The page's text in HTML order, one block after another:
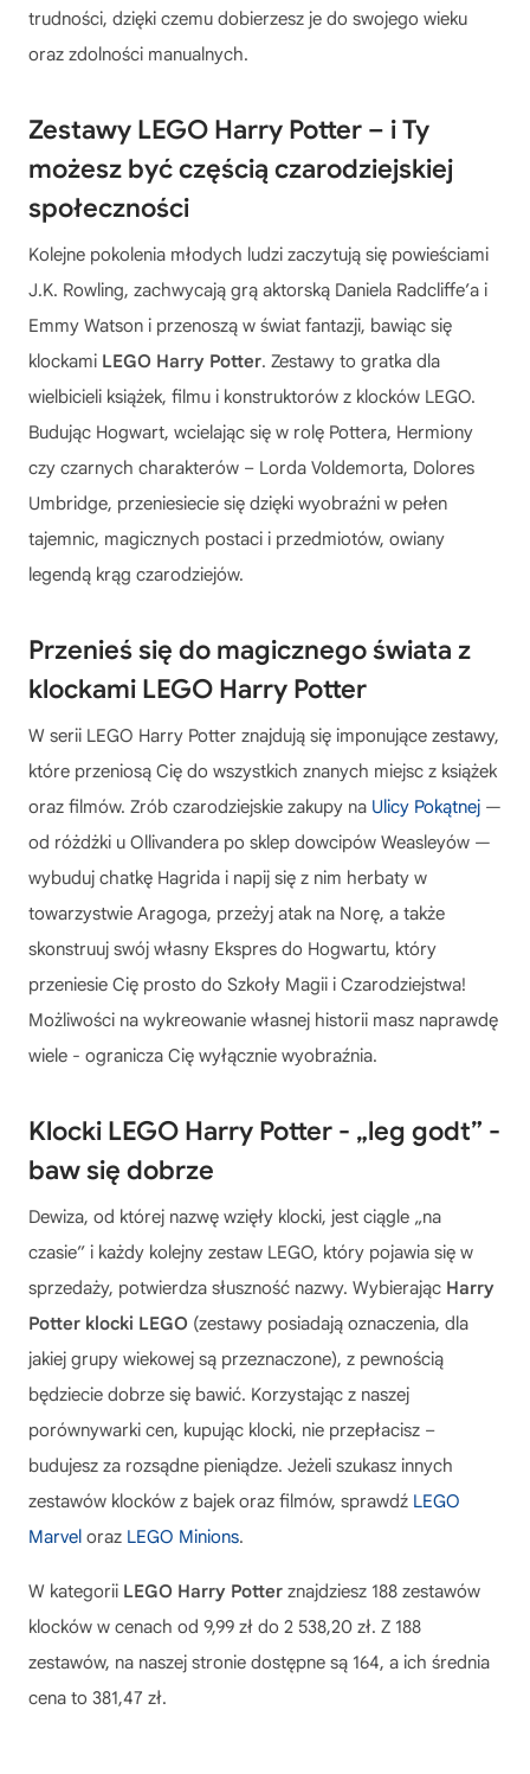
trudności, dzięki czemu dobierzesz je do swojego wieku
oraz zdolności manualnych.
Zestawy LEGO Harry Potter – i Ty
możesz być częścią czarodziejskiej
społeczności
Kolejne pokolenia młodych ludzi zaczytują się powieściami
J.K. Rowling, zachwycają grą aktorską Daniela Radcliffe’a i
Emmy Watson i przenoszą w świat fantazji, bawiąc się
klockami LEGO Harry Potter. Zestawy to gratka dla
wielbicieli książek, filmu i konstruktorów z klocków LEGO.
Budując Hogwart, wcielając się w rolę Pottera, Hermiony
czy czarnych charakterów – Lorda Voldemorta, Dolores
Umbridge, przeniesiecie się dzięki wyobraźni w pełen
tajemnic, magicznych postaci i przedmiotów, owiany
legendą krąg czarodziejów.
Przenieś się do magicznego świata z
klockami LEGO Harry Potter
W serii LEGO Harry Potter znajdują się imponujące zestawy,
które przeniosą Cię do wszystkich znanych miejsc z książek
oraz filmów. Zrób czarodziejskie zakupy na Ulicy Pokątnej —
od różdżki u Ollivandera po sklep dowcipów Weasleyów —
wybuduj chatkę Hagrida i napij się z nim herbaty w
towarzystwie Aragoga, przeżyj atak na Norę, a także
skonstruuj swój własny Ekspres do Hogwartu, który
przeniesie Cię prosto do Szkoły Magii i Czarodziejstwa!
Możliwości na wykreowanie własnej historii masz naprawdę
wiele - ogranicza Cię wyłącznie wyobraźnia.
Klocki LEGO Harry Potter - „leg godt” -
baw się dobrze
Dewiza, od której nazwę wzięły klocki, jest ciągle „na
czasie” i każdy kolejny zestaw LEGO, który pojawia się w
sprzedaży, potwierdza słuszność nazwy. Wybierając Harry
Potter klocki LEGO (zestawy posiadają oznaczenia, dla
jakiej grupy wiekowej są przeznaczone), z pewnością
będziecie dobrze się bawić. Korzystając z naszej
porównywarki cen, kupując klocki, nie przepłacisz –
budujesz za rozsądne pieniądze. Jeżeli szukasz innych
zestawów klocków z bajek oraz filmów, sprawdź LEGO
Marvel oraz LEGO Minions.
W kategorii LEGO Harry Potter znajdziesz 188 zestawów
klocków w cenach od 9,99 zł do 2 538,20 zł. Z 188
zestawów, na naszej stronie dostępne są 164, a ich średnia
cena to 381,47 zł.